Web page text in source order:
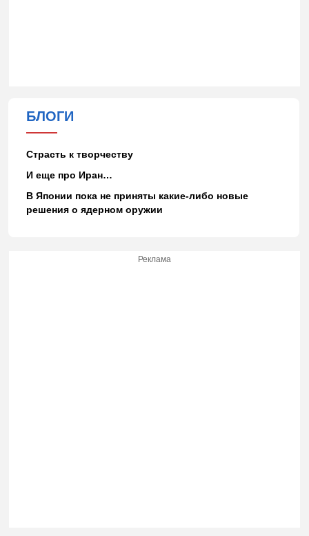
БЛОГИ
Страсть к творчеству
И еще про Иран…
В Японии пока не приняты какие-либо новые
решения о ядерном оружии
Реклама